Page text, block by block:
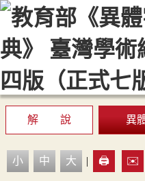
::: 最新消息 常見問題
顯示模式
網站
解 說 異
小 中 大 | 🖨️ ✉️